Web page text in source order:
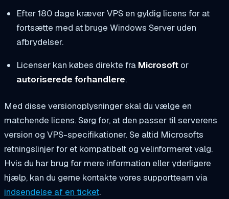
Efter 180 dage kræver VPS en gyldig licens for at
fortsætte med at bruge Windows Server uden
afbrydelser.
Licenser kan købes direkte fra Microsoftor
autoriserede forhandlere.
Med disse versionoplysninger skal du vælge en
matchende licens. Sørg for, at den passer til serverens
version og VPS-specifikationer. Se altid Microsofts
retningslinjer for et kompatibelt og velinformeret valg.
Hvis du har brug for mere information eller yderligere
hjælp, kan du gerne kontakte vores supportteam via
indsendelse af en ticket.